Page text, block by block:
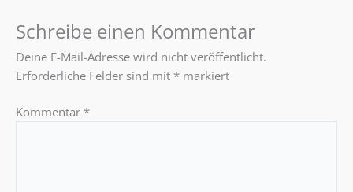
Schreibe einen Kommentar
Deine E-Mail-Adresse wird nicht veröffentlicht.
Erforderliche Felder sind mit * markiert
Kommentar *